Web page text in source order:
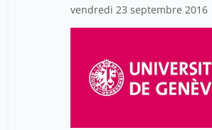
vendredi 23 septembre 2016